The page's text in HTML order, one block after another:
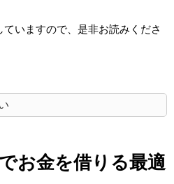
いますので、是非お読みくださ
お金を借りる最適